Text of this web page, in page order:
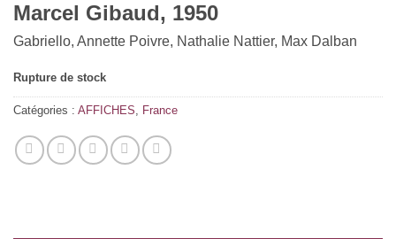
Marcel Gibaud, 1950
Gabriello, Annette Poivre, Nathalie Nattier, Max Dalban
Rupture de stock
Catégories : AFFICHES, France